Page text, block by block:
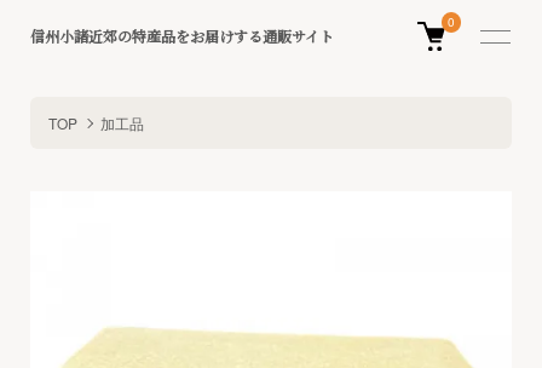
信州小諸近郊の特産品をお届けする通販サイト
0
TOP 加工品